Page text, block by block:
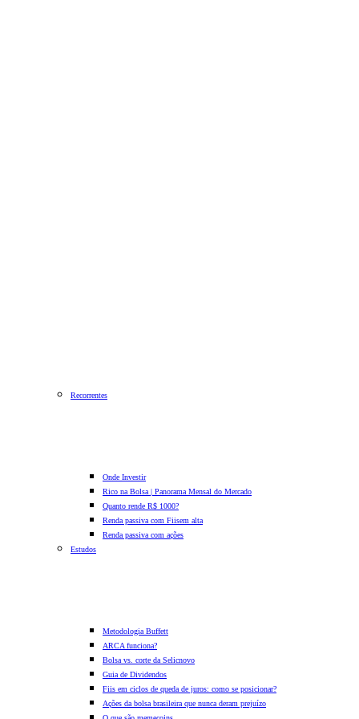
Recorrentes
Onde Investir
Rico na Bolsa | Panorama Mensal do Mercado
Quanto rende R$ 1000?
Renda passiva com Fiisem alta
Renda passiva com ações
Estudos
Metodologia Buffett
ARCA funciona?
Bolsa vs. corte da Selicnovo
Guia de Dividendos
Fiis em ciclos de queda de juros: como se posicionar?
Ações da bolsa brasileira que nunca deram prejuízo